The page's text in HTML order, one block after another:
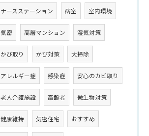
ナースステーション 病室 室内環境
気密 高層マンション 湿気対策
かび取り かび対策 大掃除
アレルギー症 感染症 安心のカビ取り
老人介護施設 高齢者 微生物対策
健康維持 気密住宅 おすすめ